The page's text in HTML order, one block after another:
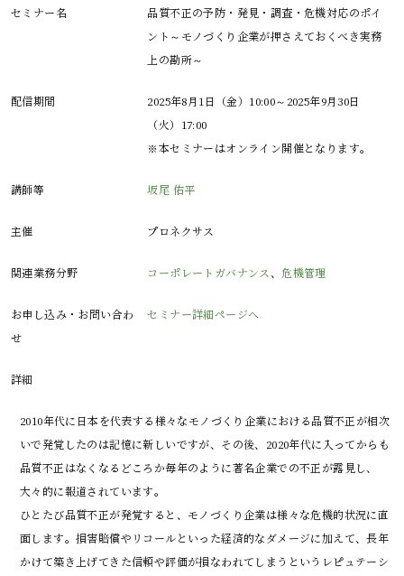
セミナー名
品質不正の予防・発見・調査・危機対応のポイ
ント～モノづくり企業が押さえておくべき実務
上の勘所～
配信期間
2025年8月1日（金）10:00～2025年9月30日
（火）17:00
※本セミナーはオンライン開催となります。
講師等 坂尾 佑平
主催 プロネクサス
関連業務分野 コーポレートガバナンス、危機管理
お申し込み・お問い合わ
せ
セミナー詳細ページへ
詳細
2010年代に日本を代表する様々なモノづくり企業における品質不正が相次
いで発覚したのは記憶に新しいですが、その後、2020年代に入ってからも
品質不正はなくなるどころか毎年のように著名企業での不正が露見し、
大々的に報道されています。
ひとたび品質不正が発覚すると、モノづくり企業は様々な危機的状況に直
面します。損害賠償やリコールといった経済的なダメージに加えて、長年
かけて築き上げてきた信頼や評価が損なわれてしまうというレピュテーシ